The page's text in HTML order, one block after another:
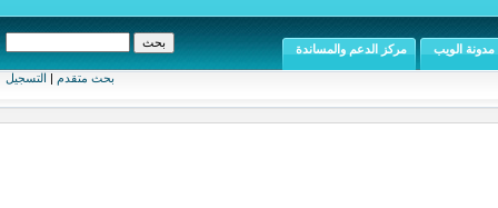
بحث متقدم | التسجيل
مدونة الويب مركز الدعم والمساندة